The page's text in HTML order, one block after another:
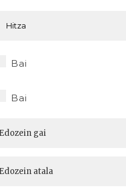
Bai
Bai